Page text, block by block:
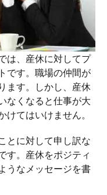
は、産休に対してプ
です。職場の仲間が
ます。しかし、産休
なくなると仕事が大
てはいけません。
とに対して申し訳な
す。産休をポジティ
うなメッセージを書